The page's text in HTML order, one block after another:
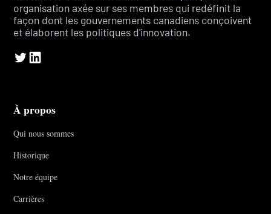
organisation axée sur ses membres qui redéfinit la
façon dont les gouvernements canadiens conçoivent
et élaborent les politiques d'innovation.
À propos
Qui nous sommes
Historique
Notre équipe
Carrières